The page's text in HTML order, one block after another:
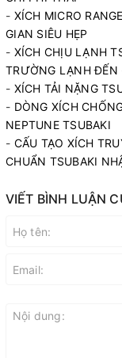
- XÍCH MICRO
GIAN SIÊU HẸP
- XÍCH CHỊU LẠNH
TRƯỜNG LẠNH
- XÍCH TẢI NẶNG
- DÒNG XÍCH
NEPTUNE TSUBAKI
- CẤU TẠO XÍCH
CHUẨN TSUBAKI
VIẾT BÌNH LUẬN